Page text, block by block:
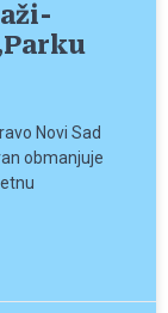
Novi Sad
obmanjuje